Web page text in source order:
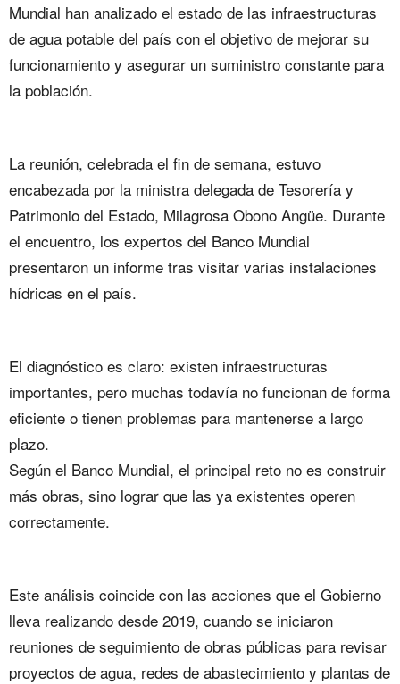
Mundial han analizado el estado de las infraestructuras
de agua potable del país con el objetivo de mejorar su
funcionamiento y asegurar un suministro constante para
la población.
La reunión, celebrada el fin de semana, estuvo
encabezada por la ministra delegada de Tesorería y
Patrimonio del Estado, Milagrosa Obono Angüe. Durante
el encuentro, los expertos del Banco Mundial
presentaron un informe tras visitar varias instalaciones
hídricas en el país.
El diagnóstico es claro: existen infraestructuras
importantes, pero muchas todavía no funcionan de forma
eficiente o tienen problemas para mantenerse a largo
plazo.
Según el Banco Mundial, el principal reto no es construir
más obras, sino lograr que las ya existentes operen
correctamente.
Este análisis coincide con las acciones que el Gobierno
lleva realizando desde 2019, cuando se iniciaron
reuniones de seguimiento de obras públicas para revisar
proyectos de agua, redes de abastecimiento y plantas de